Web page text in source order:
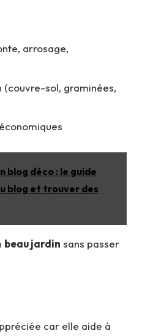
arrosage,
sol, graminées,
blog déco : le guide
blog et trouver des
beau jardin sans passer
car elle aide à